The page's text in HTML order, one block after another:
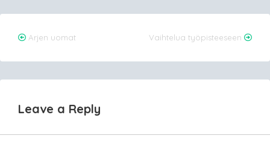
Post
navigation
Arjen uomat Vaihtelua työpisteeseen
Leave a Reply